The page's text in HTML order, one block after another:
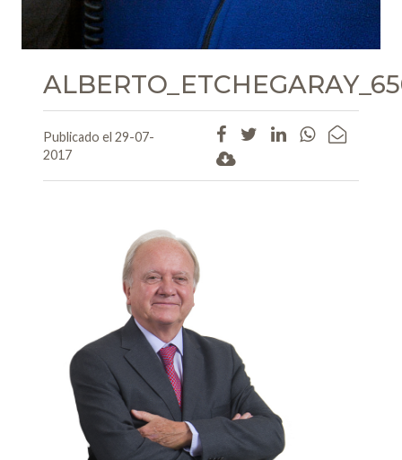
Publicado el 29-07-
2017